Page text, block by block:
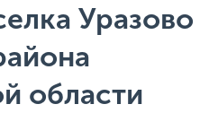
Уразово
области